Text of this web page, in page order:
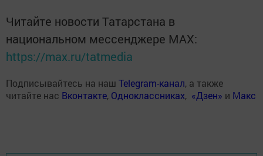
Читайте новости Татарстана в
национальном мессенджере MАХ:
https://max.ru/tatmedia
Подписывайтесь на наш Telegram-канал, а также
читайте нас Вконтакте, Одноклассниках, «Дзен» и Макс